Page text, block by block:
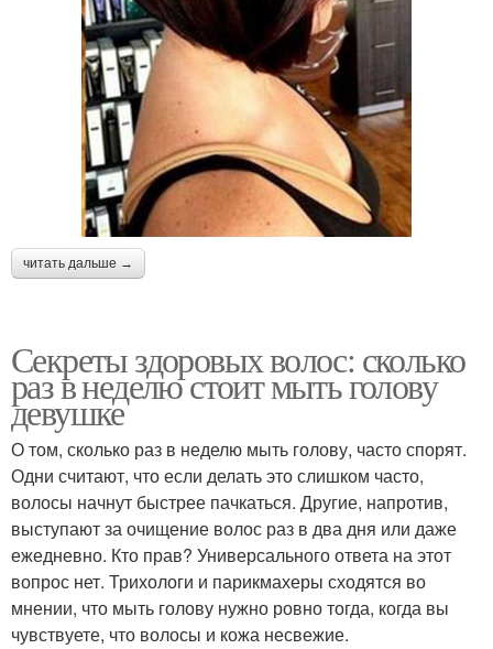
читать дальше →
Секреты здоровых волос: сколько
раз в неделю стоит мыть голову
девушке
О том, сколько раз в неделю мыть голову, часто спорят.
Одни считают, что если делать это слишком часто,
волосы начнут быстрее пачкаться. Другие, напротив,
выступают за очищение волос раз в два дня или даже
ежедневно. Кто прав? Универсального ответа на этот
вопрос нет. Трихологи и парикмахеры сходятся во
мнении, что мыть голову нужно ровно тогда, когда вы
чувствуете, что волосы и кожа несвежие.